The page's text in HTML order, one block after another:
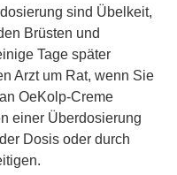
sind Übelkeit,
Brüsten und
Tage später
Arzt um Rat, wenn Sie
OeKolp-Creme
einer Überdosierung
Dosis oder durch